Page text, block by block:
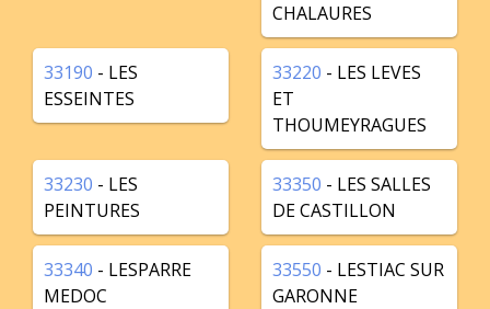
CHALAURES
33190 - LES
ESSEINTES
33220 - LES LEVES
ET
THOUMEYRAGUES
33230 - LES
PEINTURES
33350 - LES SALLES
DE CASTILLON
33340 - LESPARRE
MEDOC
33550 - LESTIAC SUR
GARONNE